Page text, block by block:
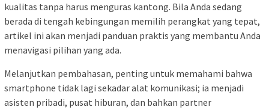
kualitas tanpa harus menguras kantong. Bila Anda sedang
berada di tengah kebingungan memilih perangkat yang tepat,
artikel ini akan menjadi panduan praktis yang membantu Anda
menavigasi pilihan yang ada.
Melanjutkan pembahasan, penting untuk memahami bahwa
smartphone tidak lagi sekadar alat komunikasi; ia menjadi
asisten pribadi, pusat hiburan, dan bahkan partner